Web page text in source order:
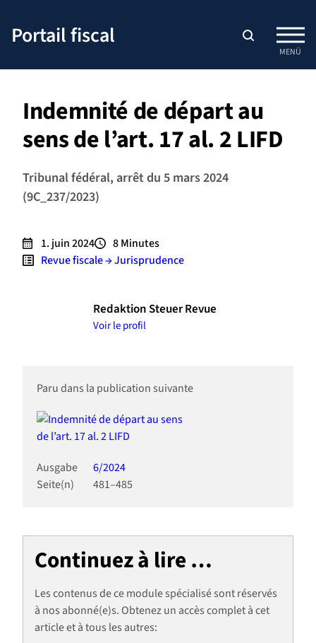
contenu
Portail fiscal
MENÜ
Indemnité de départ au
sens de l’art. 17 al. 2 LIFD
Tribunal fédéral, arrêt du 5 mars 2024
(9C_237/2023)
Revue fiscale → Jurisprudence
1. juin 2024 8Minutes
Redaktion Steuer Revue
Voir le profil
Paru dans la publication suivante
Ausgabe
6/2024
Seite(n)
481–485
Continuez à lire …
Les contenus de ce module spécialisé sont réservés
à nos abonné(e)s. Obtenez un accès complet à cet
article et à tous les autres: